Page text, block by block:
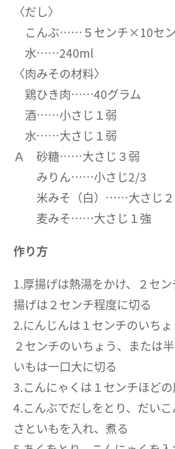
〈だし〉
こんぶ……５センチ×10セ
水……240ml
〈肉みその材料〉
鶏ひき肉……40グラム
酒……小さじ１弱
水……大さじ１弱
Ａ 砂糖……大さじ３弱
みりん……小さじ2/3
米みそ（白）……大さじ２
麦みそ……大さじ１強
作り方
1.厚揚げは熱湯をかけ、２セ
揚げは２センチ程度に切る
2.にんじんは１センチのいち
２センチのいちょう、または
いもは一口大に切る
3.こんにゃくは１センチほど
4.こんぶでだしをとり、だいこ
さといもを入れ、煮る